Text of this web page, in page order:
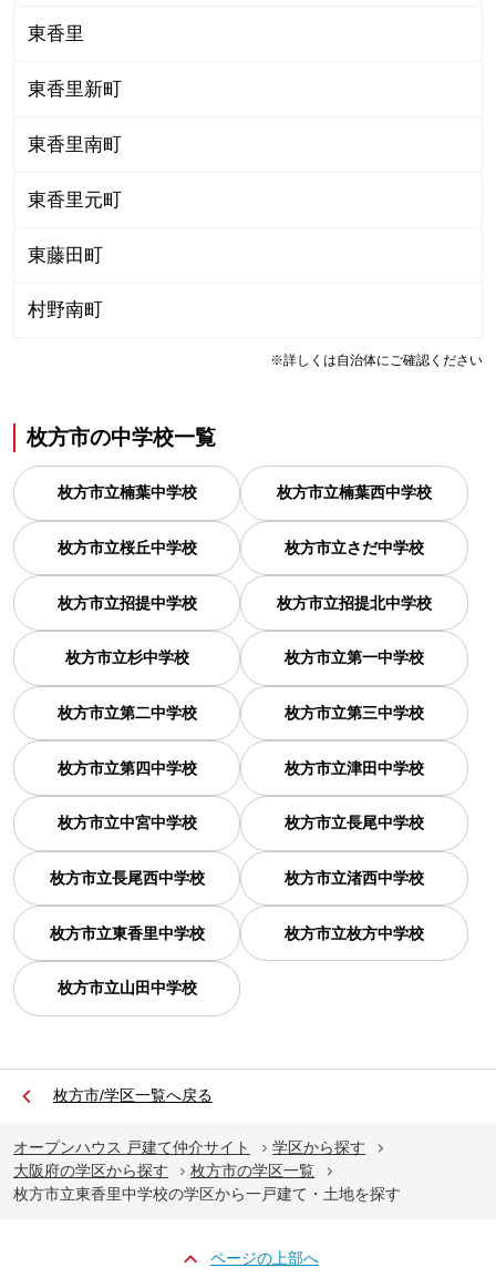
東香里
東香里新町
東香里南町
東香里元町
東藤田町
村野南町
※詳しくは自治体にご確認ください
枚方市の中学校一覧
枚方市立楠葉中学校 枚方市立楠葉西中学校
枚方市立桜丘中学校 枚方市立さだ中学校
枚方市立招提中学校 枚方市立招提北中学校
枚方市立杉中学校 枚方市立第一中学校
枚方市立第二中学校 枚方市立第三中学校
枚方市立第四中学校 枚方市立津田中学校
枚方市立中宮中学校 枚方市立長尾中学校
枚方市立長尾西中学校 枚方市立渚西中学校
枚方市立東香里中学校 枚方市立枚方中学校
枚方市立山田中学校
枚方市/学区一覧へ戻る
オープンハウス 戸建て仲介サイト
学区から探す
大阪府の学区から探す
枚方市の学区一覧
枚方市立東香里中学校の学区から一戸建て・土地を探す
ページの上部へ